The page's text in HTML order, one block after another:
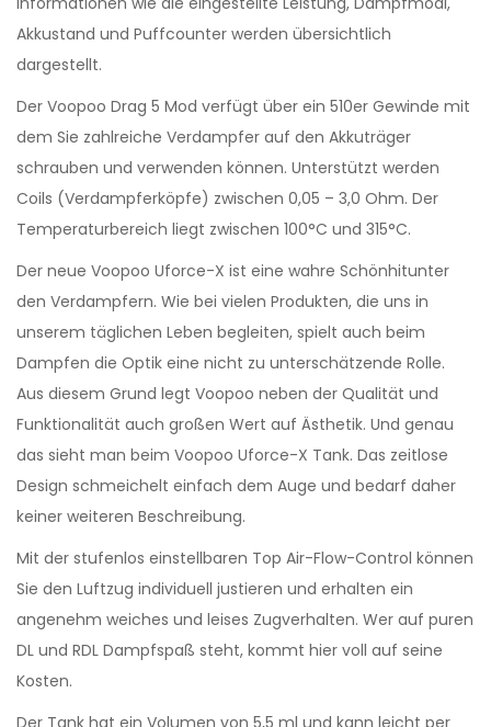
Akkustand und Puffcounter werden übersichtlich
dargestellt.
Der Voopoo Drag 5 Mod verfügt über ein 510er Gewinde mit
dem Sie zahlreiche Verdampfer auf den Akkuträger
schrauben und verwenden können. Unterstützt werden
Coils (Verdampferköpfe) zwischen 0,05 – 3,0 Ohm. Der
Temperaturbereich liegt zwischen 100°C und 315°C.
Der neue Voopoo Uforce-X ist eine wahre Schönhitunter
den Verdampfern. Wie bei vielen Produkten, die uns in
unserem täglichen Leben begleiten, spielt auch beim
Dampfen die Optik eine nicht zu unterschätzende Rolle.
Aus diesem Grund legt Voopoo neben der Qualität und
Funktionalität auch großen Wert auf Ästhetik. Und genau
das sieht man beim Voopoo Uforce-X Tank. Das zeitlose
Design schmeichelt einfach dem Auge und bedarf daher
keiner weiteren Beschreibung.
Mit der stufenlos einstellbaren Top Air-Flow-Control können
Sie den Luftzug individuell justieren und erhalten ein
angenehm weiches und leises Zugverhalten. Wer auf puren
DL und RDL Dampfspaß steht, kommt hier voll auf seine
Kosten.
Der Tank hat ein Volumen von 5,5 ml und kann leicht per